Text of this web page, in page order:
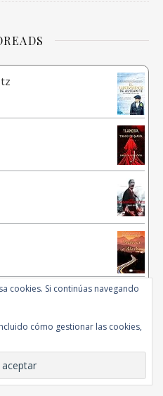
cookies. Si continúas navegando
cómo gestionar las cookies,